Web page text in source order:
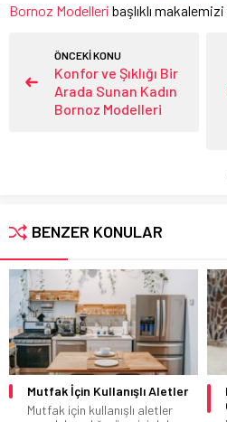
Bornoz Modelleri başlıklı
ÖNCEKİ KONU
Konfor ve Şıklığı Bir
Arada Sunan Kadın
Bornoz Modelleri
BENZER KONULAR
Mutfak İçin Kullanışlı Aletler
Mutfak için kullanışlı aletler